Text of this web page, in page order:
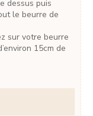
dessus puis
le beurre de
15cm de